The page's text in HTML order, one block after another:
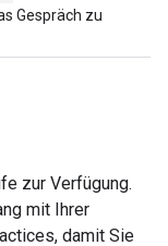
Gespräch zu
zur Verfügung.
mit Ihrer
damit Sie